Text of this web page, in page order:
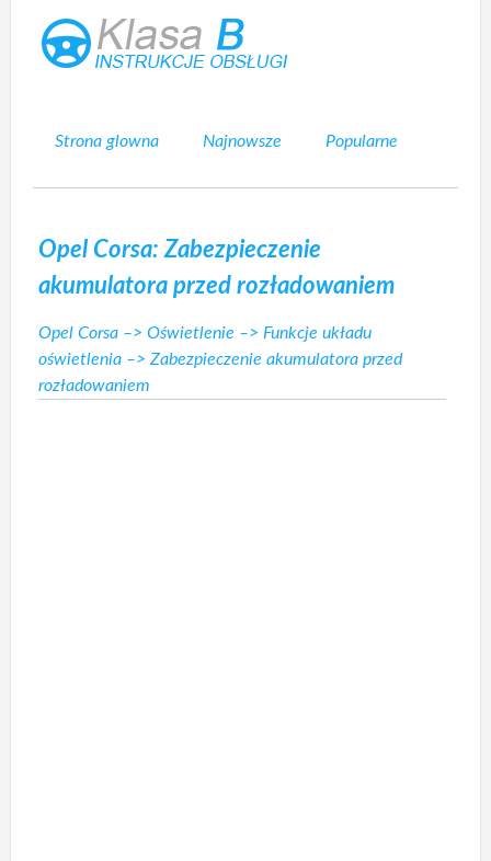
Strona glowna Najnowsze Popularne
Opel Corsa: Zabezpieczenie
akumulatora przed rozładowaniem
Opel Corsa –> Oświetlenie –> Funkcje układu
oświetlenia –> Zabezpieczenie akumulatora przed
rozładowaniem